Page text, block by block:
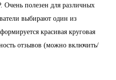
полезен для различных
выбирают один из
красивая круговая
отзывов (можно включить/